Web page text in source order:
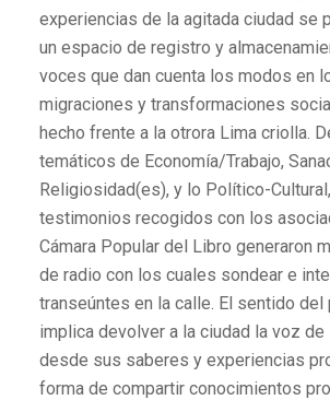
experiencias de la agitada ciudad se
un espacio de registro y
voces que dan cuenta los modos en
migraciones y transformaciones
hecho frente a la otrora Lima criolla.
temáticos de Economía/Trabajo,
Religiosidad(es), y lo Político-
testimonios recogidos con los
Cámara Popular del Libro generaron
de radio con los cuales sondear e
transeúntes en la calle. El sentido del
implica devolver a la ciudad la voz
desde sus saberes y experiencias
forma de compartir conocimientos